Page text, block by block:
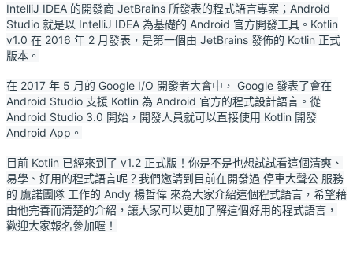
IntelliJ IDEA 的開發商 JetBrains 所發表的程式語言專案； Android
Studio 就是以 IntelliJ IDEA 為基礎的 Android 官方開發工具。Kotlin
v1.0 在 2016 年 2 月發表，是第一個由 JetBrains 發佈的 Kotlin 正式
版本。
在 2017 年 5 月的 Google I/O 開發者大會中， Google 發表了會在
Android Studio 支援 Kotlin 為 Android 官方的程式設計語言。從
Android Studio 3.0 開始，開發人員就可以直接使用 Kotlin 開發
Android App。
目前 Kotlin 已經來到了 v1.2 正式版！你是不是也想試試看這個清爽、
易學、好用的程式語言呢？我們邀請到目前在開發過 停車大聲公 服務
的 鷹諾團隊 工作的 Andy 楊哲偉 來為大家介紹這個程式語言，希望藉
由他完善而清楚的介紹，讓大家可以更加了解這個好用的程式語言，
歡迎大家報名參加喔！